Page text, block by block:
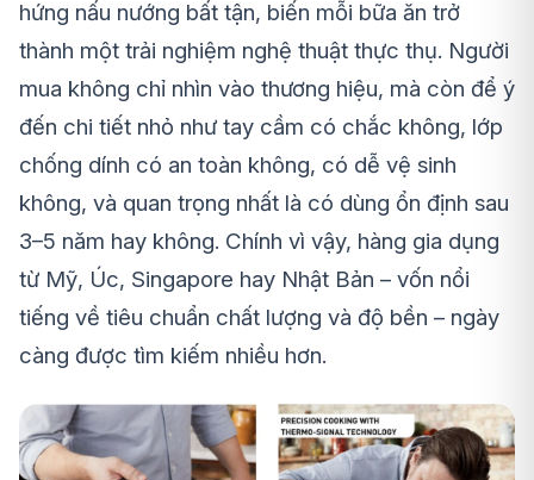
hứng nấu nướng bất tận, biến mỗi bữa ăn trở
thành một trải nghiệm nghệ thuật thực thụ. Người
mua không chỉ nhìn vào thương hiệu, mà còn để ý
đến chi tiết nhỏ như tay cầm có chắc không, lớp
chống dính có an toàn không, có dễ vệ sinh
không, và quan trọng nhất là có dùng ổn định sau
3–5 năm hay không. Chính vì vậy, hàng gia dụng
từ Mỹ, Úc, Singapore hay Nhật Bản – vốn nổi
tiếng về tiêu chuẩn chất lượng và độ bền – ngày
càng được tìm kiếm nhiều hơn.